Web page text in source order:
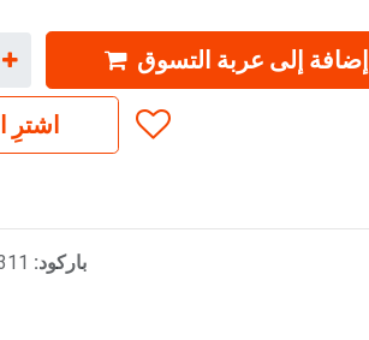
إضافة إلى عربة التسوق
اشترِ
باركود: